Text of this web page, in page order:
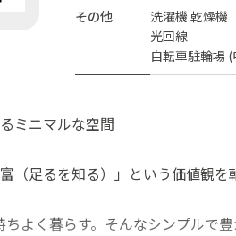
その他
洗濯機 乾燥機
光回線
自転車駐輪場
ミニマルな空間
足るを知る）」という価値観を
よく暮らす。そんなシンプルで